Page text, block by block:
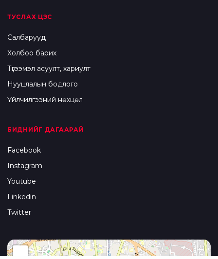
ТУСЛАХ ЦЭС
Салбарууд
Холбоо барих
Түгээмэл асуулт, хариулт
Нууцлалын бодлого
Үйлчилгээний нөхцөл
БИДНИЙГ ДАГААРАЙ
Facebook
Instagram
Youtube
Linkedin
Twitter